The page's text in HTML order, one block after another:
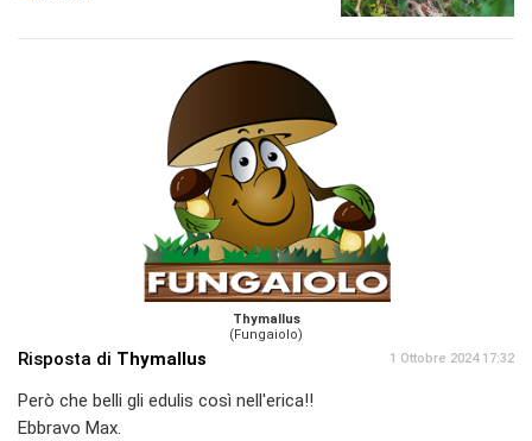
Thymallus
(Fungaiolo)
Risposta di Thymallus 1 Ottobre 2024 17:32
Però che belli gli edulis così nell'erica!!
Ebbravo Max.